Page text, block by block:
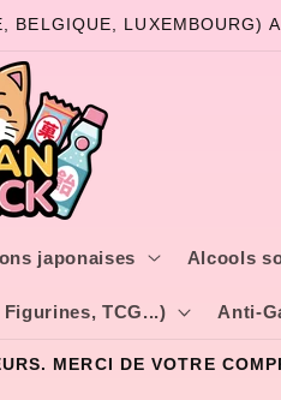
BELGIQUE, LUXEMBOURG)
japonaises Alcools
TCG...) Anti-
LA FRANCE